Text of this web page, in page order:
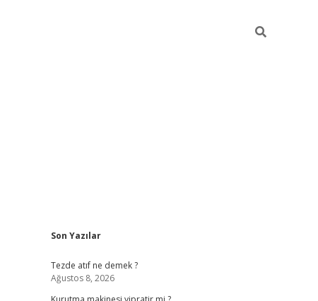
Sidebar
Son Yazılar
Tezde atıf ne demek ?
Ağustos 8, 2026